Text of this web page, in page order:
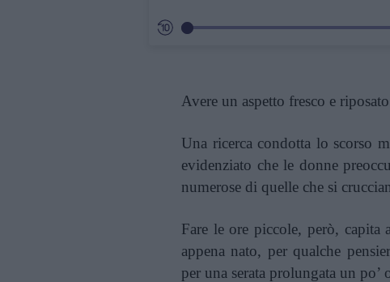
Avere un aspetto fresco e
Una ricerca condotta lo scorso
evidenziato che le donne
numerose di quelle che si
Fare le ore piccole, però, capita
appena nato, per qualche
per una serata prolungata un